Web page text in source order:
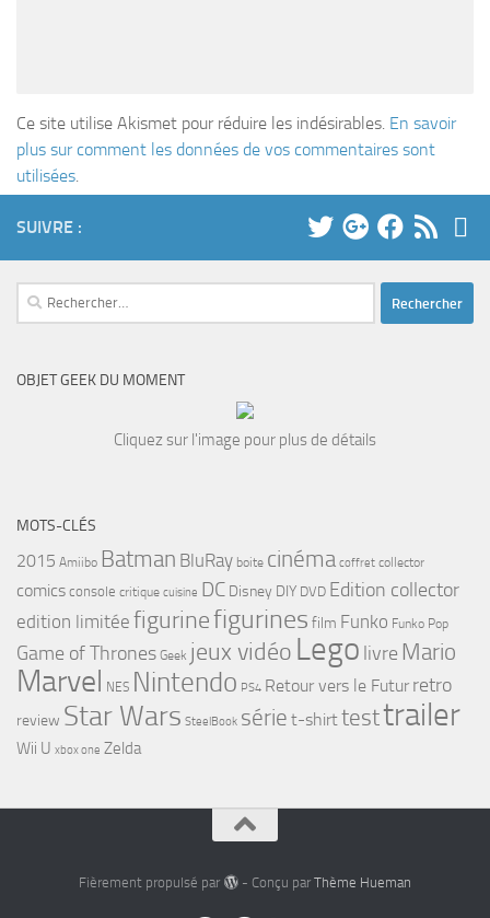
Ce site utilise Akismet pour réduire les indésirables. En savoir
plus sur comment les données de vos commentaires sont
utilisées.
SUIVRE :
Rechercher :
OBJET GEEK DU MOMENT
Cliquez sur l'image pour plus de détails
MOTS-CLÉS
2015 Amiibo Batman BluRay boite cinéma coffret collector
comics console critique cuisine DC Disney DIY DVD Edition collector
edition limitée figurinefigurines film Funko Funko Pop
Game of Thrones Geek jeux vidéo Lego livre Mario
Marvel NES Nintendo PS4 Retour vers le Futur retro
review Star Wars SteelBook série t-shirttesttrailer
Wii U xbox one Zelda
Fièrement propulsé par - Conçu par Thème Hueman